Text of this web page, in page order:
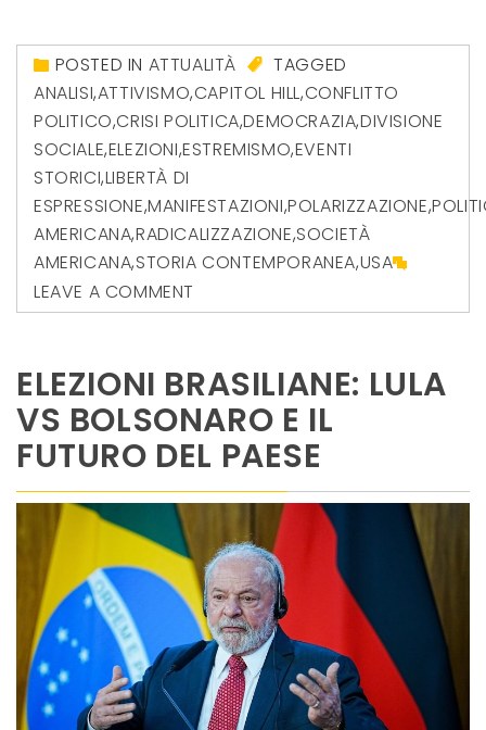
POSTED IN ATTUALITÀ
TAGGED
ANALISI,ATTIVISMO,CAPITOL HILL,CONFLITTO
POLITICO,CRISI POLITICA,DEMOCRAZIA,DIVISIONE
SOCIALE,ELEZIONI,ESTREMISMO,EVENTI
STORICI,LIBERTÀ DI
ESPRESSIONE,MANIFESTAZIONI,POLARIZZAZIONE,
AMERICANA,RADICALIZZAZIONE,SOCIETÀ
AMERICANA,STORIA CONTEMPORANEA,USA
LEAVE A COMMENT
ELEZIONI BRASILIANE: LULA
VS BOLSONARO E IL
FUTURO DEL PAESE